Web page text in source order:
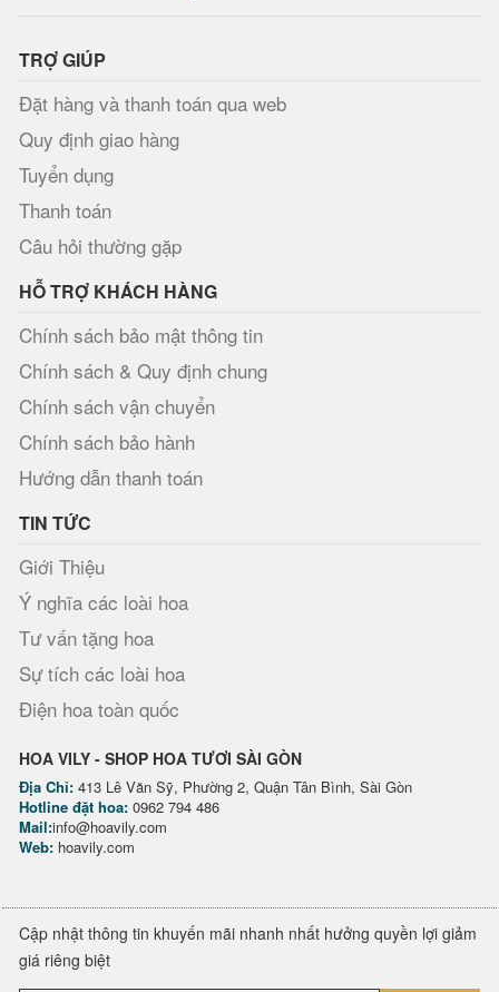
TRỢ GIÚP
Đặt hàng và thanh toán qua web
Quy định giao hàng
Tuyển dụng
Thanh toán
Câu hỏi thường gặp
HỖ TRỢ KHÁCH HÀNG
Chính sách bảo mật thông tin
Chính sách & Quy định chung
Chính sách vận chuyển
Chính sách bảo hành
Hướng dẫn thanh toán
TIN TỨC
Giới Thiệu
Ý nghĩa các loài hoa
Tư vấn tặng hoa
Sự tích các loài hoa
Điện hoa toàn quốc
HOA VILY - SHOP HOA TƯƠI SÀI GÒN
Địa Chỉ: 413 Lê Văn Sỹ, Phường 2, Quận Tân Bình, Sài Gòn
Hotline đặt hoa: 0962 794 486
Mail:info@hoavily.com
Web: hoavily.com
Cập nhật thông tin khuyến mãi nhanh nhất hưởng quyền lợi giảm
giá riêng biệt